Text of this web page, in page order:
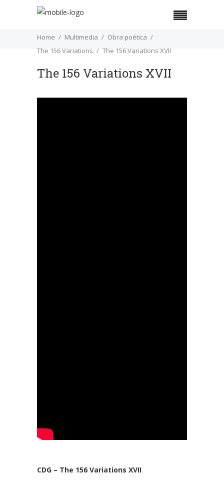
Home Multimedia
Obra poética
The 156 Variations
The 156 Variations XVII
The 156 Variations XVII
CDG – The 156 Variations XVII